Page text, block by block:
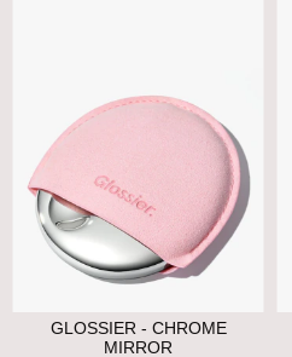
GLOSSIER - CHROME
MIRROR